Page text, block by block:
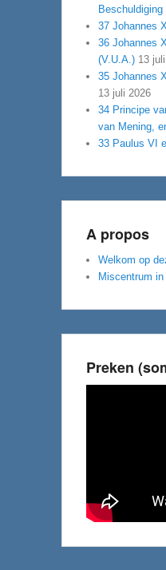
37 Johannes
36 Johannes
(V.U.A.) 13
35 Johannes
13 juli 2026
34 Principe
van Mening,
33 Paulus VI
A propos
Welkom op
Miscentrum
Preken